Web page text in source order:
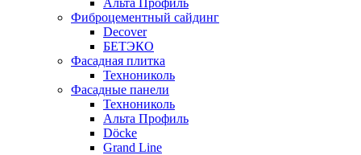
Альта Профиль
Фиброцементный сайдинг
Decover
БЕТЭКО
Фасадная плитка
Технониколь
Фасадные панели
Технониколь
Альта Профиль
Döсkе
Grand Line